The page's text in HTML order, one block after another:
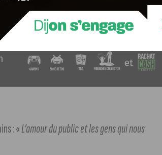
envie aux personnes de venir.
: «L’amour du public et les gens qui nous